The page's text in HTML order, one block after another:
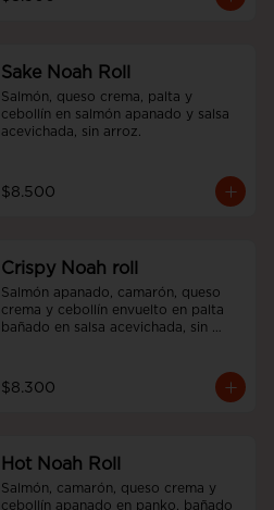
Sake Noah Roll
Salmón, queso crema, palta y
cebollín en salmón apanado y salsa
acevichada, sin arroz.
$8.500
Crispy Noah roll
Salmón apanado, camarón, queso
crema y cebollín envuelto en palta
bañado en salsa acevichada, sin
$8.300
Hot Noah Roll
Salmón, camarón, queso crema y
cebollín apanado en panko, bañado